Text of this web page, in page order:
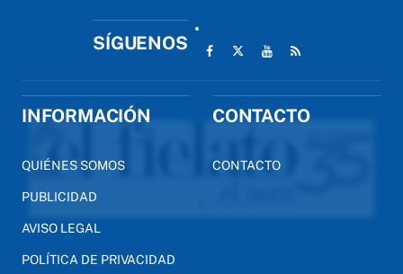
SÍGUENOS
INFORMACIÓN
QUIÉNES SOMOS
PUBLICIDAD
AVISO LEGAL
POLÍTICA DE PRIVACIDAD
CONTACTO
CONTACTO